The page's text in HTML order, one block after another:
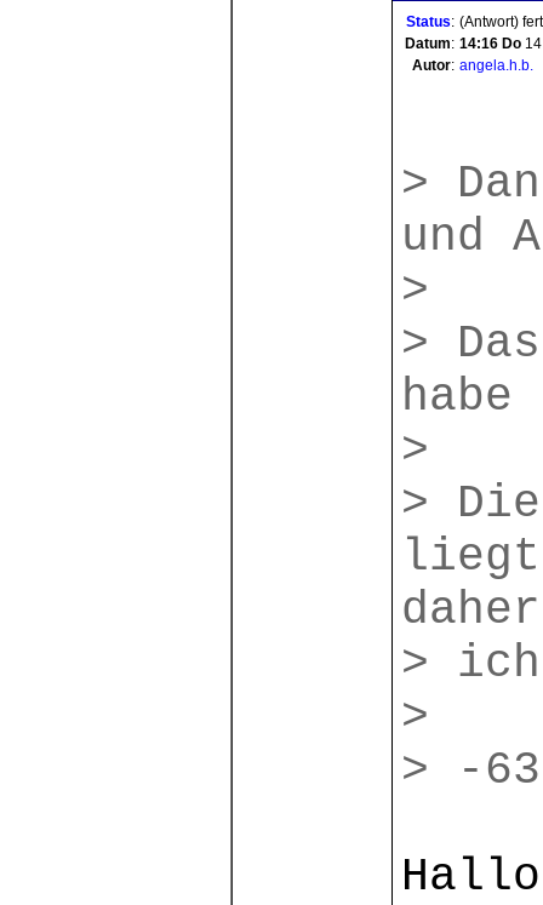
Status: (Antwort)
Datum: 14:16 Do
Autor: angela.h.b.
>
und
>
>
>
>
liegt
> ich
>
> -